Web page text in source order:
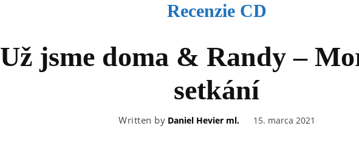
Recenzie CD
Už jsme doma & Randy –
setkání
Written by Daniel Hevier ml. 15. marca 2021